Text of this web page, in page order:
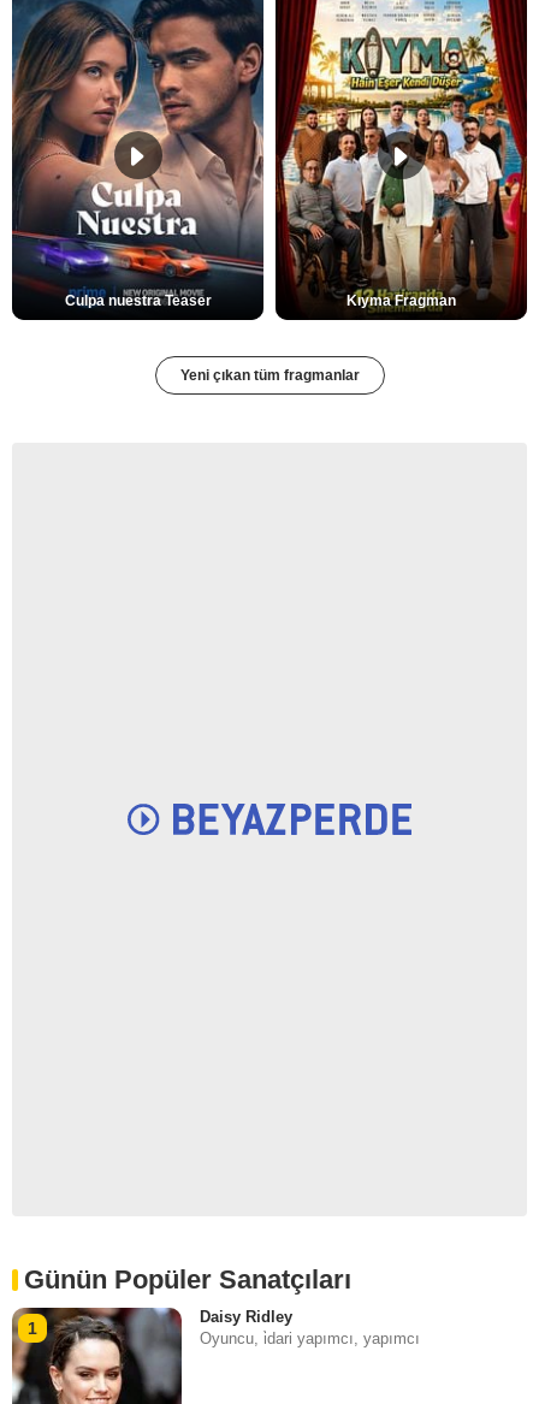
Culpa nuestra Teaser Kıyma Fragman
Yeni çıkan tüm fragmanlar
Günün Popüler Sanatçıları
1
Daisy Ridley
Oyuncu, i̇dari yapımcı, yapımcı